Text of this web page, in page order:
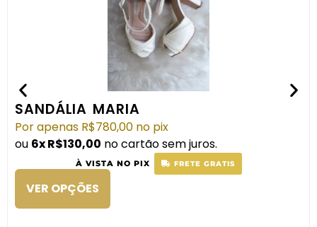
SANDÁLIA MARIA
Por apenas R$780,00 no pix
ou 6xR$130,00 no cartão sem juros.
À VISTA NO PIX FRETE GRATIS
VER OPÇÕES